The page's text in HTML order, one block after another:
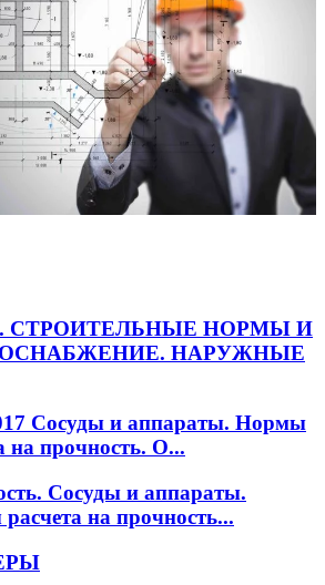
СТРОИТЕЛЬНЫЕ НОРМЫ И
НАРУЖНЫЕ
Сосуды и аппараты. Нормы
на прочность. О...
Сосуды и аппараты.
на прочность...